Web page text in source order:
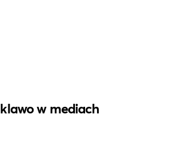
klawo w mediach